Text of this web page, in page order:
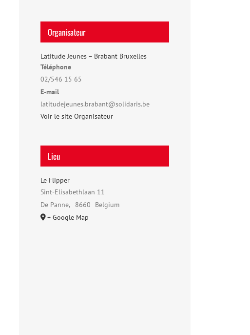
Organisateur
Latitude Jeunes – Brabant Bruxelles
Téléphone
02/546 15 65
E-mail
latitudejeunes.brabant@solidaris.be
Voir le site Organisateur
Lieu
Le Flipper
Sint-Elisabethlaan 11
De Panne, 8660
Belgium
+ Google Map